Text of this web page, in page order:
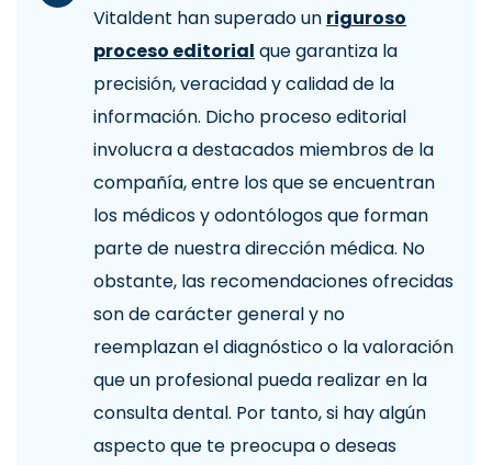
Vitaldent han superado un riguroso
proceso editorial que garantiza la
precisión, veracidad y calidad de la
información. Dicho proceso editorial
involucra a destacados miembros de la
compañía, entre los que se encuentran
los médicos y odontólogos que forman
parte de nuestra dirección médica. No
obstante, las recomendaciones ofrecidas
son de carácter general y no
reemplazan el diagnóstico o la valoración
que un profesional pueda realizar en la
consulta dental. Por tanto, si hay algún
aspecto que te preocupa o deseas